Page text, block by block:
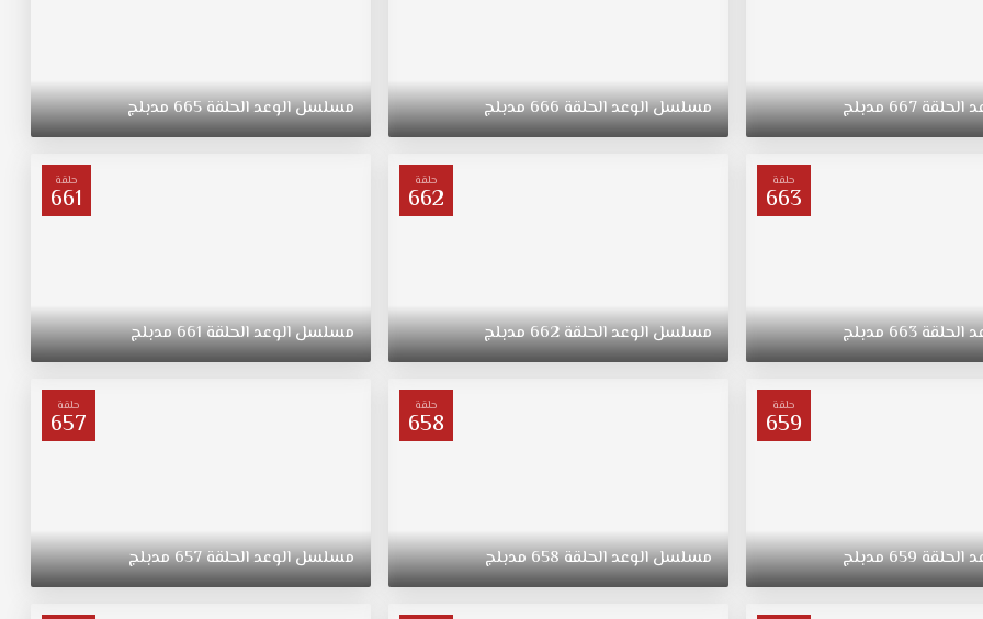
الحلقة667مدبلج مسلسلالوعدالحلقة666مدبلج مسلسلالوعدالحلقة665مدبلج
حلقة
663
الحلقة663مدبلج
حلقة
662
مسلسلالوعدالحلقة662مدبلج
حلقة
661
مسلسلالوعدالحلقة661مدبلج
حلقة
659
الحلقة659مدبلج
حلقة
658
مسلسلالوعدالحلقة658مدبلج
حلقة
657
مسلسلالوعدالحلقة657مدبلج